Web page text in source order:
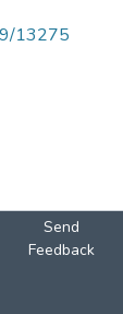
13275
Send
Feedback